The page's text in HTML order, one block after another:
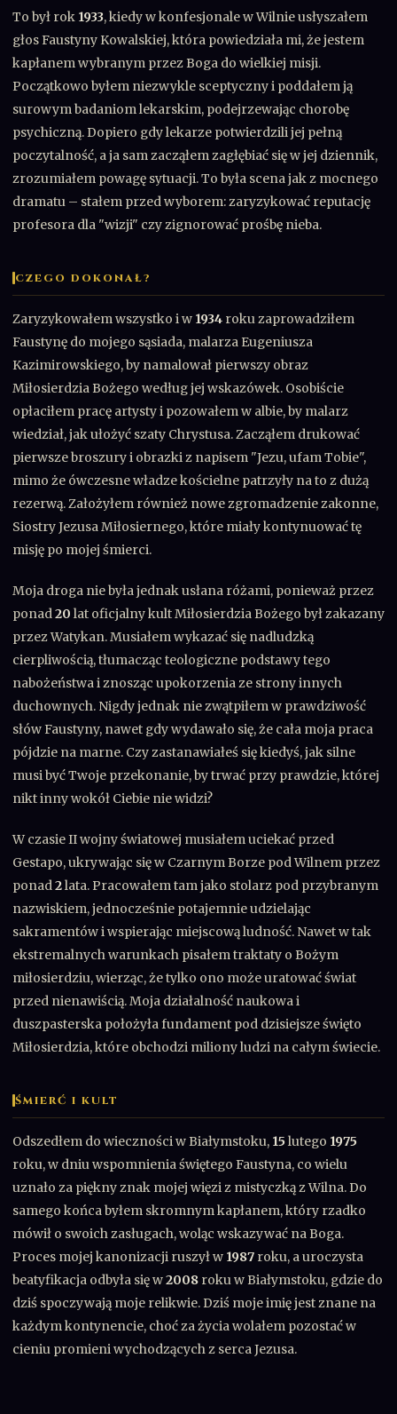
To był rok 1933, kiedy w konfesjonale w Wilnie usłyszałem
głos Faustyny Kowalskiej, która powiedziała mi, że jestem
kapłanem wybranym przez Boga do wielkiej misji.
Początkowo byłem niezwykle sceptyczny i poddałem ją
surowym badaniom lekarskim, podejrzewając chorobę
psychiczną. Dopiero gdy lekarze potwierdzili jej pełną
poczytalność, a ja sam zacząłem zagłębiać się w jej dziennik,
zrozumiałem powagę sytuacji. To była scena jak z mocnego
dramatu – stałem przed wyborem: zaryzykować reputację
profesora dla "wizji" czy zignorować prośbę nieba.
CZEGO DOKONAŁ?
Zaryzykowałem wszystko i w 1934 roku zaprowadziłem
Faustynę do mojego sąsiada, malarza Eugeniusza
Kazimirowskiego, by namalował pierwszy obraz
Miłosierdzia Bożego według jej wskazówek. Osobiście
opłaciłem pracę artysty i pozowałem w albie, by malarz
wiedział, jak ułożyć szaty Chrystusa. Zacząłem drukować
pierwsze broszury i obrazki z napisem "Jezu, ufam Tobie",
mimo że ówczesne władze kościelne patrzyły na to z dużą
rezerwą. Założyłem również nowe zgromadzenie zakonne,
Siostry Jezusa Miłosiernego, które miały kontynuować tę
misję po mojej śmierci.
Moja droga nie była jednak usłana różami, ponieważ przez
ponad20 lat oficjalny kult Miłosierdzia Bożego był zakazany
przez Watykan. Musiałem wykazać się nadludzką
cierpliwością, tłumacząc teologiczne podstawy tego
nabożeństwa i znosząc upokorzenia ze strony innych
duchownych. Nigdy jednak nie zwątpiłem w prawdziwość
słów Faustyny, nawet gdy wydawało się, że cała moja praca
pójdzie na marne. Czy zastanawiałeś się kiedyś, jak silne
musi być Twoje przekonanie, by trwać przy prawdzie, której
nikt inny wokół Ciebie nie widzi?
W czasie II wojny światowej musiałem uciekać przed
Gestapo, ukrywając się w Czarnym Borze pod Wilnem przez
ponad2lata. Pracowałem tam jako stolarz pod przybranym
nazwiskiem, jednocześnie potajemnie udzielając
sakramentów i wspierając miejscową ludność. Nawet w tak
ekstremalnych warunkach pisałem traktaty o Bożym
miłosierdziu, wierząc, że tylko ono może uratować świat
przed nienawiścią. Moja działalność naukowa i
duszpasterska położyła fundament pod dzisiejsze święto
Miłosierdzia, które obchodzi miliony ludzi na całym świecie.
ŚMIERĆ I KULT
Odszedłem do wieczności w Białymstoku, 15 lutego 1975
roku, w dniu wspomnienia świętego Faustyna, co wielu
uznało za piękny znak mojej więzi z mistyczką z Wilna. Do
samego końca byłem skromnym kapłanem, który rzadko
mówił o swoich zasługach, woląc wskazywać na Boga.
Proces mojej kanonizacji ruszył w 1987 roku, a uroczysta
beatyfikacja odbyła się w2008 roku w Białymstoku, gdzie do
dziś spoczywają moje relikwie. Dziś moje imię jest znane na
każdym kontynencie, choć za życia wolałem pozostać w
cieniu promieni wychodzących z serca Jezusa.